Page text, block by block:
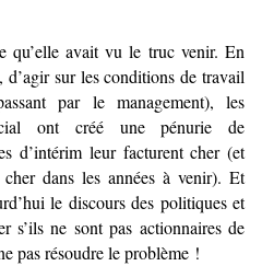
qu’elle avait vu le truc venir. En
d’agir sur les conditions de travail
par le management), les
ont créé une pénurie de
d’intérim leur facturent cher (et
dans les années à venir). Et
le discours des politiques et
s’ils ne sont pas actionnaires de
pas résoudre le problème !